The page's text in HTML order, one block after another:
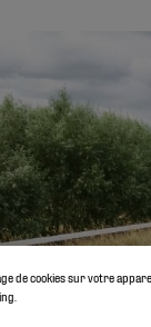
de cookies sur votre